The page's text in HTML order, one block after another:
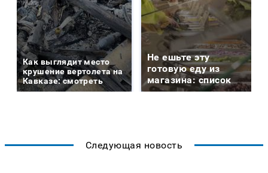
Как выглядит место
крушение вертолета на
Кавказе: смотреть
Не ешьте эту
готовую еду из
магазина: список
Следующая новость